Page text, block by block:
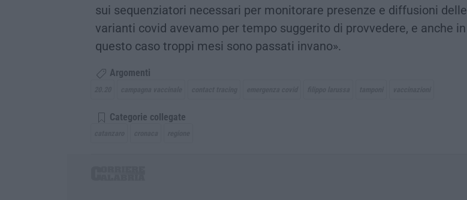
sui sequenziatori necessari per monitorare presenze e diffusioni delle
varianti covid avevamo per tempo suggerito di provvedere, e anche in
questo caso troppi mesi sono passati invano».
Argomenti
Categorie collegate